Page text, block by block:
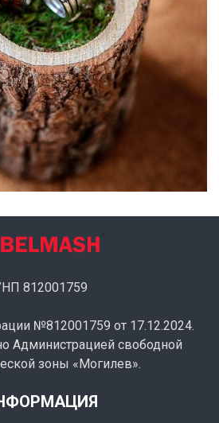
812001759
№812001759 от 17.12.2024.
Администрацией свободной
зоны «Могилев».